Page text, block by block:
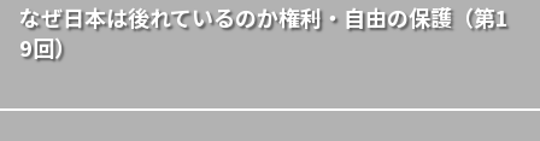
なぜ日本は後れているのか――権利・自由の保護（第1
9回）